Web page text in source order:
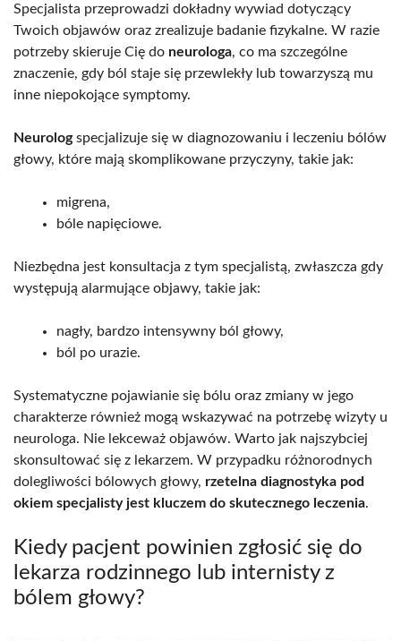
Specjalista przeprowadzi dokładny wywiad dotyczący
Twoich objawów oraz zrealizuje badanie fizykalne. W razie
potrzeby skieruje Cię do neurologa, co ma szczególne
znaczenie, gdy ból staje się przewlekły lub towarzyszą mu
inne niepokojące symptomy.
Neurologspecjalizuje się w diagnozowaniu i leczeniu bólów
głowy, które mają skomplikowane przyczyny, takie jak:
migrena,
bóle napięciowe.
Niezbędna jest konsultacja z tym specjalistą, zwłaszcza gdy
występują alarmujące objawy, takie jak:
nagły, bardzo intensywny ból głowy,
ból po urazie.
Systematyczne pojawianie się bólu oraz zmiany w jego
charakterze również mogą wskazywać na potrzebę wizyty u
neurologa. Nie lekceważ objawów. Warto jak najszybciej
skonsultować się z lekarzem. W przypadku różnorodnych
dolegliwości bólowych głowy, rzetelna diagnostyka pod
okiem specjalisty jest kluczem do skutecznego leczenia.
Kiedy pacjent powinien zgłosić się do
lekarza rodzinnego lub internisty z
bólem głowy?